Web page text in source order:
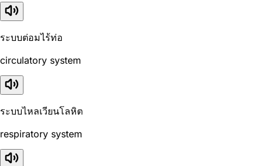
ระบบต่อมไร้ท่อ
circulatory system
ระบบไหลเวียนโลหิต
respiratory system